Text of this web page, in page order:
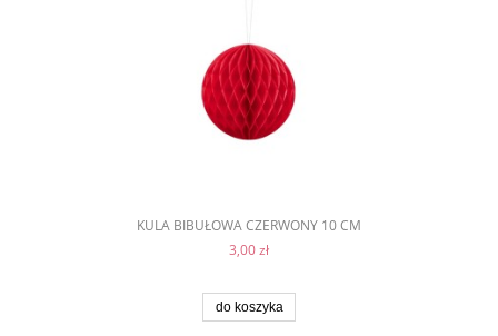
KULA BIBUŁOWA CZERWONY 10 CM
3,00 zł
do koszyka